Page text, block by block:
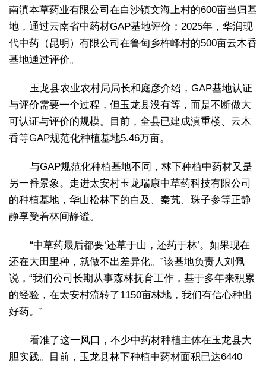
南滇本草药业有限公司在白沙镇文海上村的600亩当归基
地，通过云南省中药材GAP基地评价；2025年，华润现
代中药（昆明）有限公司在鲁甸乡杵峰村的500亩云木香
基地通过评价。
玉龙县农业农村局局长和庭彦介绍，GAP基地认证
与评价需要一个过程，但玉龙县没有等，而是不断做大
可认证与评价的规模。目前，全县已建成滇重楼、云木
香等GAP规范化种植基地5.46万亩。
与GAP规范化种植基地不同，林下种植中药材又是
另一番景象。走进太安村玉龙瑞康中草药科技有限公司
的种植基地，华山松林下的白及、秦艽、珠子参等正静
静享受着林间静谧。
“中草药最后都要‘还草于山，还药于林’。如果现在
还在大田里种，就做不出差异化。”该基地负责人刘佩
说，“我们公司长期从事森林抚育工作，基于多年来积累
的经验，在太安村流转了1150亩林地，我们有信心种出
好药。”
看准了这一风口，不少中药材种植主体在玉龙县大
胆实践。目前，玉龙县林下种植中药材面积已达6440